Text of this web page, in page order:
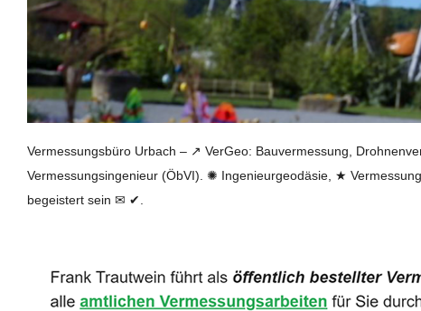
Vermessungsbüro Urbach – ↗️ VerGeo: Bauvermessung,
Vermessungsingenieur (ÖbVI). ✺ Ingenieurgeodäsie, ★
begeistert sein ✉ ✔.